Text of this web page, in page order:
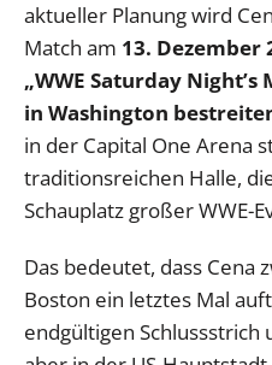
aktueller Planung wird
Match am 13. Dezember
„WWE Saturday Night’s
in Washington
in der Capital One Arena
traditionsreichen Halle,
Schauplatz großer WWE-
Das bedeutet, dass Cena
Boston ein letztes Mal
endgültigen